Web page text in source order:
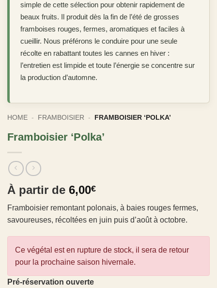
simple de cette sélection pour obtenir rapidement de
beaux fruits. Il produit dès la fin de l’été de grosses
framboises rouges, fermes, aromatiques et faciles à
cueillir. Nous préférons le conduire pour une seule
récolte en rabattant toutes les cannes en hiver :
l’entretien est limpide et toute l’énergie se concentre sur
la production d’automne.
HOME - FRAMBOISIER - FRAMBOISIER ‘POLKA’
Framboisier ‘Polka’
À partir de 6,00€
Framboisier remontant polonais, à baies rouges fermes,
savoureuses, récoltées en juin puis d’août à octobre.
Ce végétal est en rupture de stock, il sera de retour
pour la prochaine saison hivernale.
Pré-réservation ouverte